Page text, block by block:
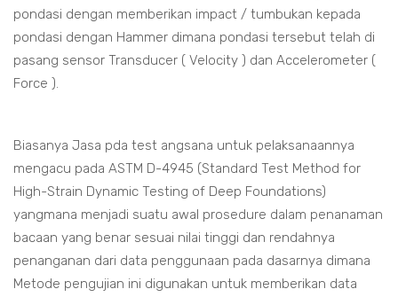
pondasi dengan memberikan impact / tumbukan kepada
pondasi dengan Hammer dimana pondasi tersebut telah di
pasang sensor Transducer ( Velocity ) dan Accelerometer (
Force ).
Biasanya Jasa pda test angsana untuk pelaksanaannya
mengacu pada ASTM D-4945 (Standard Test Method for
High-Strain Dynamic Testing of Deep Foundations)
yangmana menjadi suatu awal prosedure dalam penanaman
bacaan yang benar sesuai nilai tinggi dan rendahnya
penanganan dari data penggunaan pada dasarnya dimana
Metode pengujian ini digunakan untuk memberikan data